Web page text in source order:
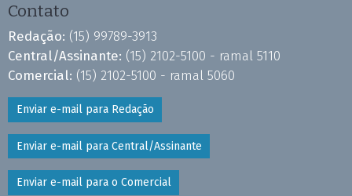
Contato
Redação: (15) 99789-3913
Central/Assinante: (15) 2102-5100 - ramal 5110
Comercial: (15) 2102-5100 - ramal 5060
Enviar e-mail para Redação
Enviar e-mail para Central/Assinante
Enviar e-mail para o Comercial